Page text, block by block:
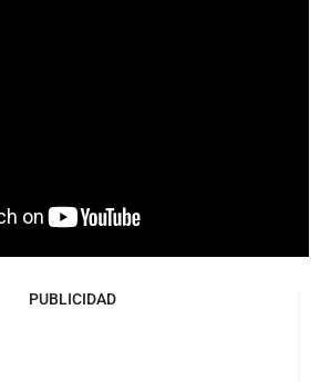
PUBLICIDAD